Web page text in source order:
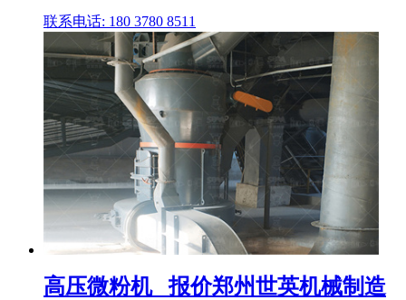
联系电话: 180 3780 8511
高压微粉机 _报价郑州世英机械制造